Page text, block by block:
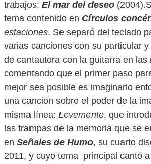
trabajos: El mar del deseo
tema contenido en Círculos
estaciones. Se separó del teclado
varias canciones con su particular
de cantautora con la guitarra en las
comentando que el primer paso
mejor sea posible es imaginarlo
una canción sobre el poder de la
misma línea: Levemente, que
las trampas de la memoria que se
en Señales de Humo, su cuarto
2011, y cuyo tema principal cantó